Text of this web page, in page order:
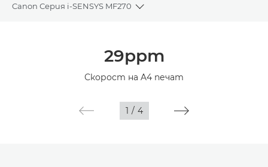
Canon Серия i-SENSYS MF270
Toggle breadcrumbs
29ppm
Скорост на A4 печат
1 / 4